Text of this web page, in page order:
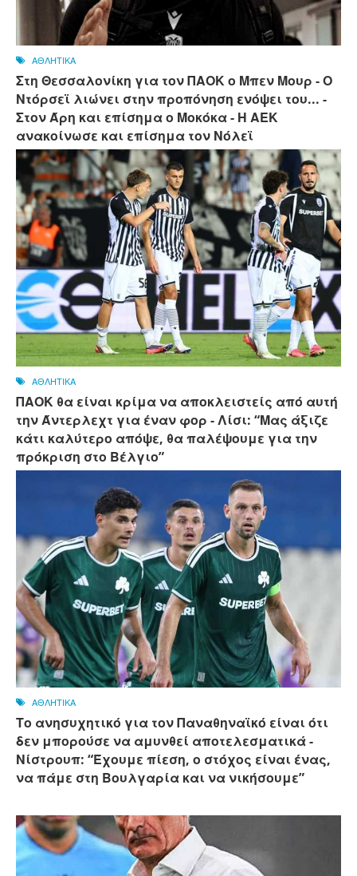
ΑΘΛΗΤΙΚΑ
Στη Θεσσαλονίκη για τον ΠΑΟΚ ο Μπεν Μουρ - Ο
Ντόρσεϊ λιώνει στην προπόνηση ενόψει του... -
Στον Άρη και επίσημα ο Μοκόκα - Η ΑΕΚ
ανακοίνωσε και επίσημα τον Νόλεϊ
ΑΘΛΗΤΙΚΑ
ΠΑΟΚ θα είναι κρίμα να αποκλειστείς από αυτή
την Άντερλεχτ για έναν φορ - ​​Λίσι: “Μας άξιζε
κάτι καλύτερο απόψε, θα παλέψουμε για την
πρόκριση στο Βέλγιο”
ΑΘΛΗΤΙΚΑ
Το ανησυχητικό για τον Παναθηναϊκό είναι ότι
δεν μπορούσε να αμυνθεί αποτελεσματικά -
Νίστρουπ: “Έχουμε πίεση, ο στόχος είναι ένας,
να πάμε στη Βουλγαρία και να νικήσουμε”